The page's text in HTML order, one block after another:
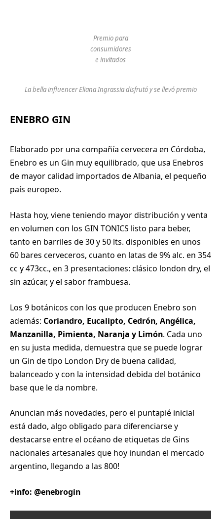
Premio para
consumidores
e invitados
La bella influencer Eliana Ingrassia disfrutó y se llevó premio
ENEBRO GIN
Elaborado por una compañía cervecera en Córdoba,
Enebro es un Gin muy equilibrado, que usa Enebros
de mayor calidad importados de Albania, el pequeño
país europeo.
Hasta hoy, viene teniendo mayor distribución y venta
en volumen con los GIN TONICS listo para beber,
tanto en barriles de 30 y 50 lts. disponibles en unos
60 bares cerveceros, cuanto en latas de 9% alc. en 354
cc y 473cc., en 3 presentaciones: clásico london dry, el
sin azúcar, y el sabor frambuesa.
Los 9 botánicos con los que producen Enebro son
además: Coriandro, Eucalipto, Cedrón, Angélica,
Manzanilla, Pimienta, Naranja y Limón. Cada uno
en su justa medida, demuestra que se puede lograr
un Gin de tipo London Dry de buena calidad,
balanceado y con la intensidad debida del botánico
base que le da nombre.
Anuncian más novedades, pero el puntapié inicial
está dado, algo obligado para diferenciarse y
destacarse entre el océano de etiquetas de Gins
nacionales artesanales que hoy inundan el mercado
argentino, llegando a las 800!
+info: @enebrogin